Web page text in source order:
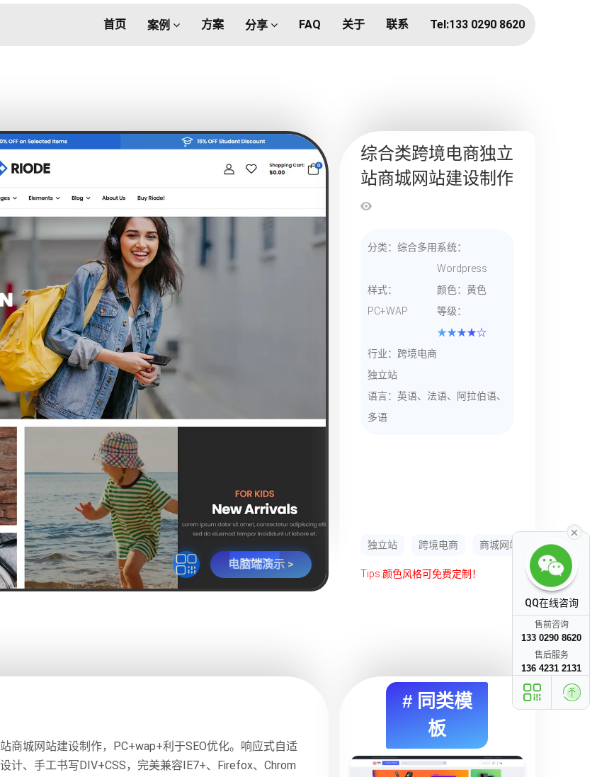
首页 案例 方案 分享 FAQ 关于 联系 Tel:133 0290 8620
电脑端演示 >
综合类跨境电商独立
站商城网站建设制作
分类：综合多用系统：
Wordpress
样式：
PC+WAP
颜色：黄色
等级：
★★★★☆
行业：跨境电商
独立站
语言：英语、法语、阿拉伯语、
多语
独立站 跨境电商 商城网站
Tips:颜色风格可免费定制！
商城网站建设制作，PC+wap+利于SEO优化。响应式自适
计、手工书写DIV+CSS，完美兼容IE7+、Firefox、Chrom
# 同类模
板
QQ在线咨询
售前咨询
133 0290 8620
售后服务
136 4231 2131